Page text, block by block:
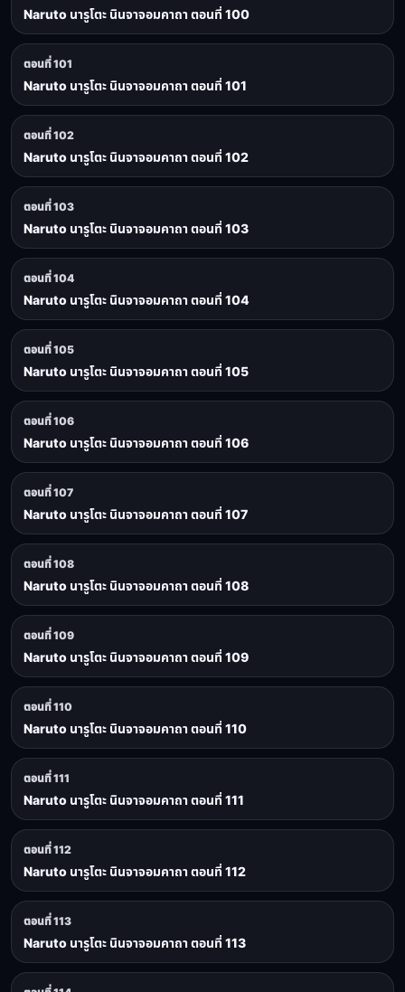
Naruto นารูโตะ นินจาจอมคาถา ตอนที่ 100
ตอนที่ 101
Naruto นารูโตะ นินจาจอมคาถา ตอนที่ 101
ตอนที่ 102
Naruto นารูโตะ นินจาจอมคาถา ตอนที่ 102
ตอนที่ 103
Naruto นารูโตะ นินจาจอมคาถา ตอนที่ 103
ตอนที่ 104
Naruto นารูโตะ นินจาจอมคาถา ตอนที่ 104
ตอนที่ 105
Naruto นารูโตะ นินจาจอมคาถา ตอนที่ 105
ตอนที่ 106
Naruto นารูโตะ นินจาจอมคาถา ตอนที่ 106
ตอนที่ 107
Naruto นารูโตะ นินจาจอมคาถา ตอนที่ 107
ตอนที่ 108
Naruto นารูโตะ นินจาจอมคาถา ตอนที่ 108
ตอนที่ 109
Naruto นารูโตะ นินจาจอมคาถา ตอนที่ 109
ตอนที่ 110
Naruto นารูโตะ นินจาจอมคาถา ตอนที่ 110
ตอนที่ 111
Naruto นารูโตะ นินจาจอมคาถา ตอนที่ 111
ตอนที่ 112
Naruto นารูโตะ นินจาจอมคาถา ตอนที่ 112
ตอนที่ 113
Naruto นารูโตะ นินจาจอมคาถา ตอนที่ 113